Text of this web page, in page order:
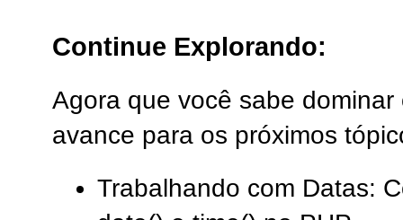
Continue Explorando:
Agora que você sabe
avance para os próximos
Trabalhando com Datas: